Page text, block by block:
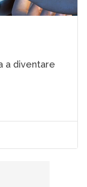
a diventare